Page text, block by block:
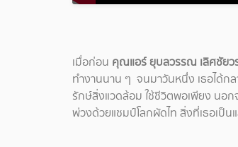
เมื่อก่อน คุณแอร์ ยุบลวรรณ เลิศชัยว
ทำงานนาน ๆ จนมาวันหนึ่ง เธอได้ก
รักษ์สิ่งแวดล้อม ใช้ชีวิตพอเพียง นอก
พ่วงด้วยแชมป์โลกผัดไท สิ่งที่เธอเป็